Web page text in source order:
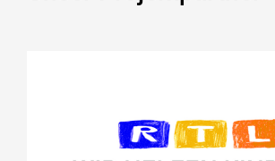
https://wirhelfenkindern.rtl.de/